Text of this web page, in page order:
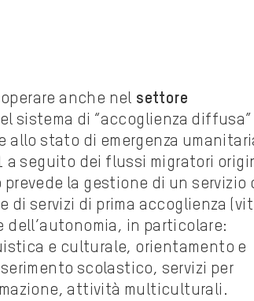
anche nel settore
sistema di “accoglienza diffusa”
allo stato di emergenza
a seguito dei flussi migratori
la gestione di un servizio
di servizi di prima accoglienza
dell’autonomia, in particolare:
e culturale, orientamento e
scolastico, servizi per
attività multiculturali.